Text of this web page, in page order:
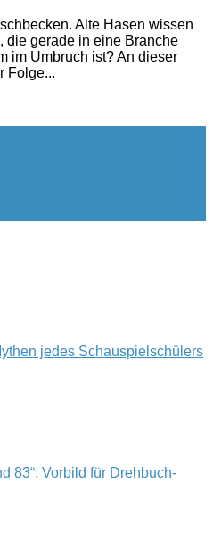
Alte Hasen wissen
die gerade in eine Branche
im Umbruch ist? An dieser
Folge...
jedes Schauspielschülers
83“: Vorbild für Drehbuch-